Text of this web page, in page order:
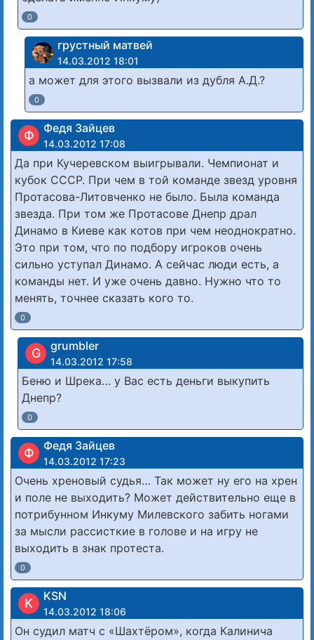
0
грустный матвей
14.03.2012 18:01
а может для этого вызвали из дубля А.Д.?
0
Ф Федя Зайцев
14.03.2012 17:08
Да при Кучеревском выигрывали. Чемпионат и
кубок СССР. При чем в той команде звезд уровня
Протасова-Литовченко не было. Была команда
звезда. При том же Протасове Днепр драл
Динамо в Киеве как котов при чем неоднократно.
Это при том, что по подбору игроков очень
сильно уступал Динамо. А сейчас люди есть, а
команды нет. И уже очень давно. Нужно что то
менять, точнее сказать кого то.
0
G grumbler
14.03.2012 17:58
Беню и Шрека… у Вас есть деньги выкупить
Днепр?
0
Ф Федя Зайцев
14.03.2012 17:23
Очень хреновый судья… Так может ну его на хрен
и поле не выходить? Может действительно еще в
потрибунном Инкуму Милевского забить ногами
за мысли рассисткие в голове и на игру не
выходить в знак протеста.
0
K KSN
14.03.2012 18:06
Он судил матч с «Шахтёром», когда Калинича